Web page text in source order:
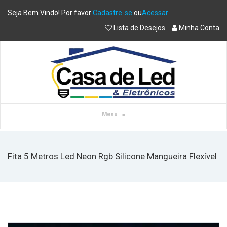
Seja Bem Vindo! Por favorCadastre-se ouAcessar
Lista de Desejos
Minha Conta
Menu ≡
Fita 5 Metros Led Neon Rgb Silicone Mangueira Flexível